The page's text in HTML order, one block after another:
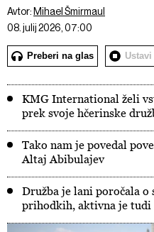
Avtor: Mihael Šmirmaul
08. julij 2026, 07:00
Preberi na glas Ustavi
KMG International želi
prek svoje hčerinske
Tako nam je povedal
Altaj Abibulajev
Družba je lani poročala
prihodkih, aktivna je tudi